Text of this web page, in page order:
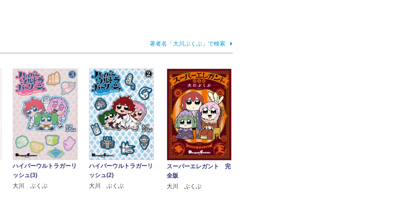
著者名「大川ぶくぶ」で検索
ハイパーウルトラガーリ
ッシュ(3)
大川 ぶくぶ
ハイパーウルトラガーリ
ッシュ(2)
大川 ぶくぶ
スーパーエレガント 完
全版
大川 ぶくぶ